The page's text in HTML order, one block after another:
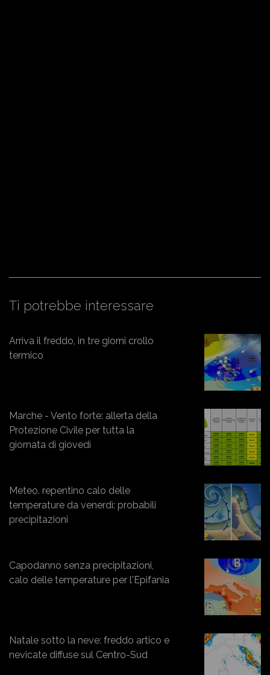
Ti potrebbe interessare
Arriva il freddo, in tre giorni crollo
termico
Marche - Vento forte: allerta della
Protezione Civile per tutta la
giornata di giovedì
Meteo. repentino calo delle
temperature da venerdì: probabili
precipitazioni
Capodanno senza precipitazioni,
calo delle temperature per l'Epifania
Natale sotto la neve: freddo artico e
nevicate diffuse sul Centro-Sud